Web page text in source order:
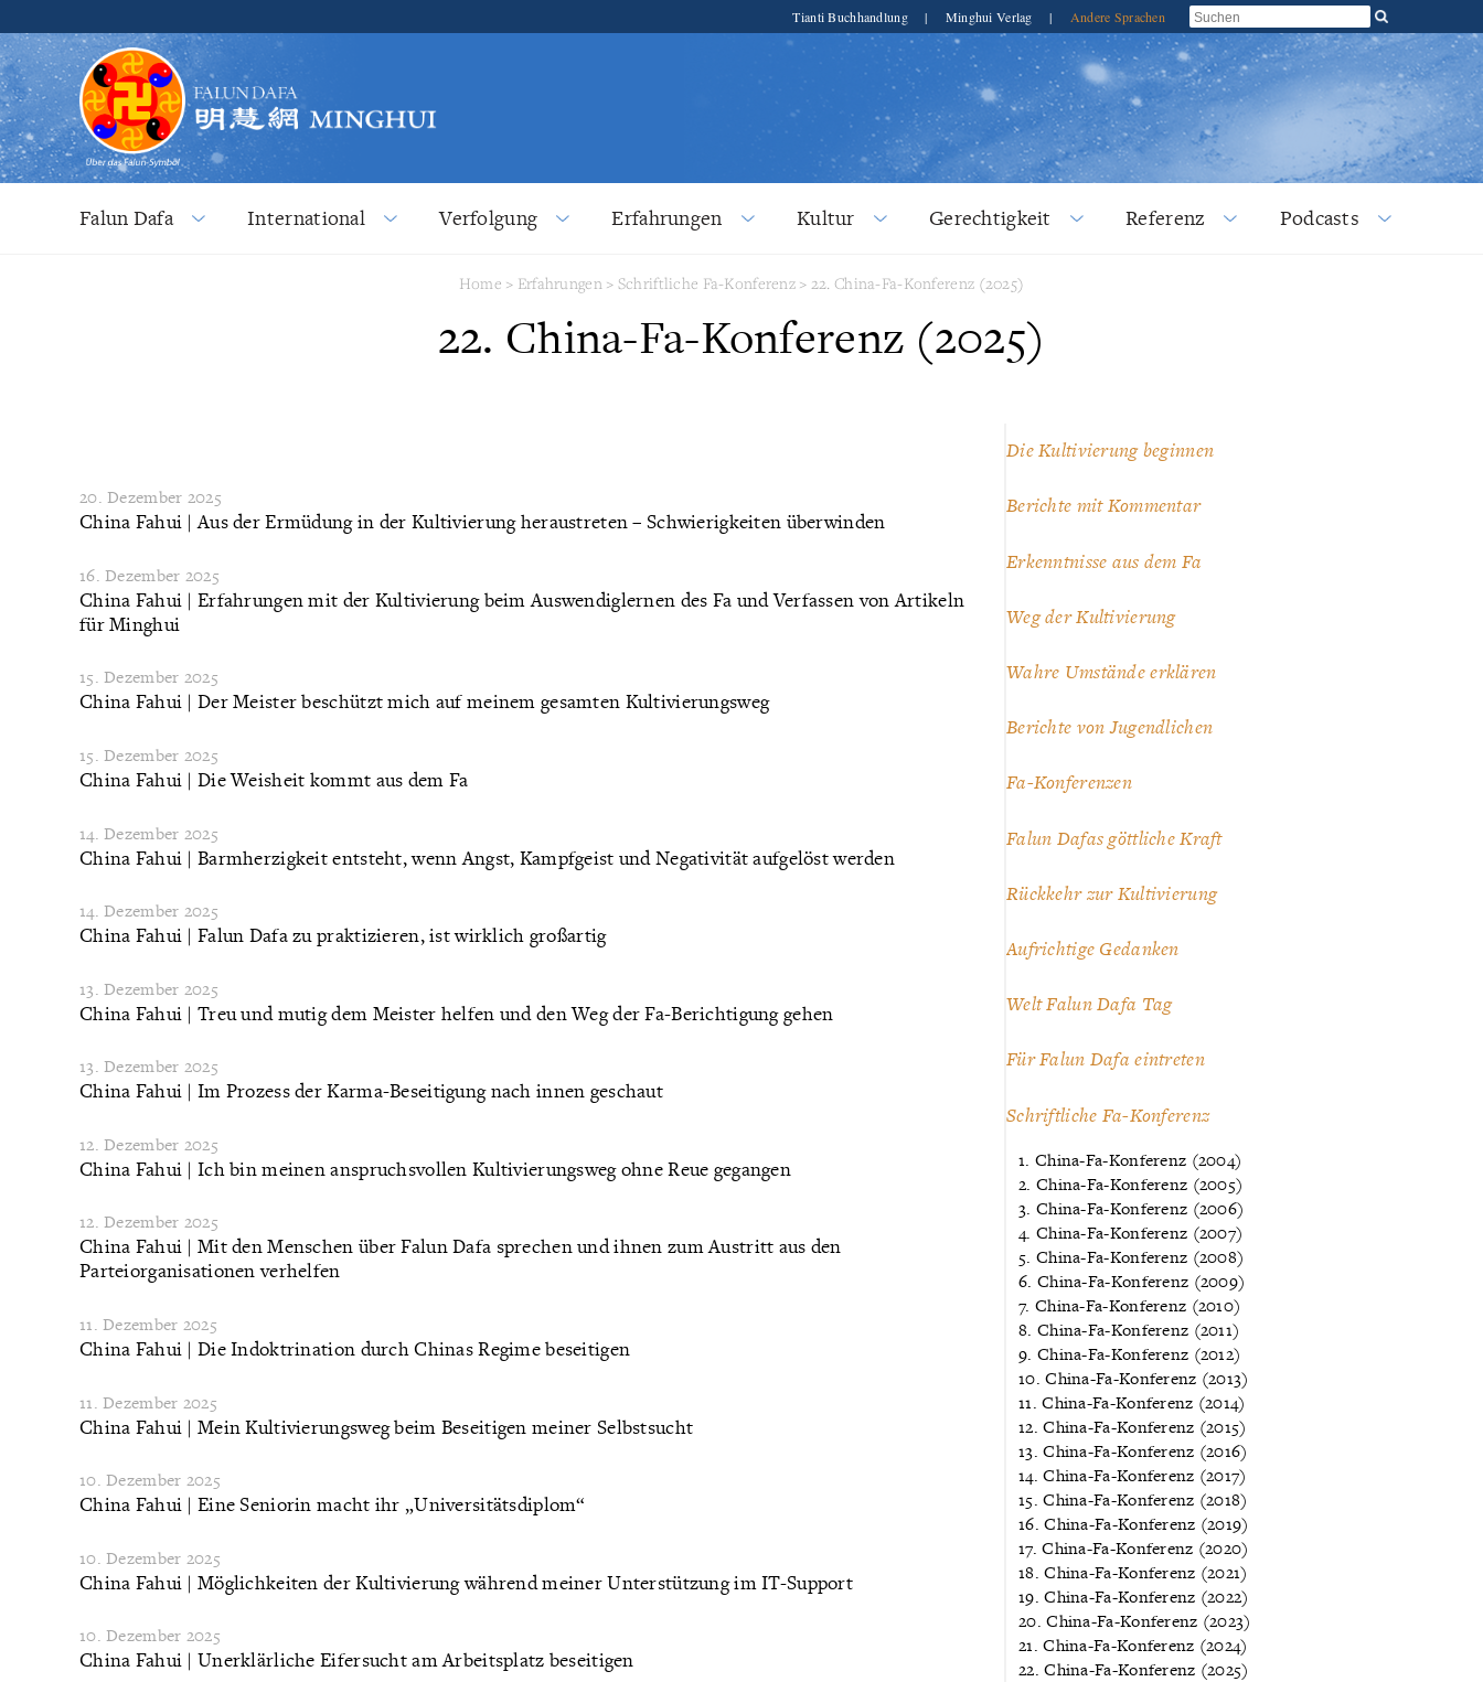
Tianti Buchhandlung | Minghui Verlag | Andere Sprachen
Falun Dafa International Verfolgung Erfahrungen Kultur Gerechtigkeit Referenz Podcasts
Home > Erfahrungen> Schriftliche Fa-Konferenz > 22. China-Fa-Konferenz (2025)
22. China-Fa-Konferenz (2025)
Die Kultivierung beginnen
Berichte mit Kommentar
Erkenntnisse aus dem Fa
Weg der Kultivierung
Wahre Umstände erklären
Berichte von Jugendlichen
Fa-Konferenzen
Falun Dafas göttliche Kraft
Rückkehr zur Kultivierung
Aufrichtige Gedanken
Welt Falun Dafa Tag
Für Falun Dafa eintreten
Schriftliche Fa-Konferenz
1. China-Fa-Konferenz (2004)
2. China-Fa-Konferenz (2005)
3. China-Fa-Konferenz (2006)
4. China-Fa-Konferenz (2007)
5. China-Fa-Konferenz (2008)
6. China-Fa-Konferenz (2009)
7. China-Fa-Konferenz (2010)
8. China-Fa-Konferenz (2011)
9. China-Fa-Konferenz (2012)
10. China-Fa-Konferenz (2013)
11. China-Fa-Konferenz (2014)
12. China-Fa-Konferenz (2015)
13. China-Fa-Konferenz (2016)
14. China-Fa-Konferenz (2017)
15. China-Fa-Konferenz (2018)
16. China-Fa-Konferenz (2019)
17. China-Fa-Konferenz (2020)
18. China-Fa-Konferenz (2021)
19. China-Fa-Konferenz (2022)
20. China-Fa-Konferenz (2023)
21. China-Fa-Konferenz (2024)
22. China-Fa-Konferenz (2025)
20. Dezember 2025
China Fahui | Aus der Ermüdung in der Kultivierung heraustreten – Schwierigkeiten überwinden
16. Dezember 2025
China Fahui | Erfahrungen mit der Kultivierung beim Auswendiglernen des Fa und Verfassen von Artikeln
für Minghui
15. Dezember 2025
China Fahui | Der Meister beschützt mich auf meinem gesamten Kultivierungsweg
15. Dezember 2025
China Fahui | Die Weisheit kommt aus dem Fa
14. Dezember 2025
China Fahui | Barmherzigkeit entsteht, wenn Angst, Kampfgeist und Negativität aufgelöst werden
14. Dezember 2025
China Fahui | Falun Dafa zu praktizieren, ist wirklich großartig
13. Dezember 2025
China Fahui | Treu und mutig dem Meister helfen und den Weg der Fa-Berichtigung gehen
13. Dezember 2025
China Fahui | Im Prozess der Karma-Beseitigung nach innen geschaut
12. Dezember 2025
China Fahui | Ich bin meinen anspruchsvollen Kultivierungsweg ohne Reue gegangen
12. Dezember 2025
China Fahui | Mit den Menschen über Falun Dafa sprechen und ihnen zum Austritt aus den
Parteiorganisationen verhelfen
11. Dezember 2025
China Fahui | Die Indoktrination durch Chinas Regime beseitigen
11. Dezember 2025
China Fahui | Mein Kultivierungsweg beim Beseitigen meiner Selbstsucht
10. Dezember 2025
China Fahui | Eine Seniorin macht ihr „Universitätsdiplom“
10. Dezember 2025
China Fahui | Möglichkeiten der Kultivierung während meiner Unterstützung im IT-Support
10. Dezember 2025
China Fahui | Unerklärliche Eifersucht am Arbeitsplatz beseitigen